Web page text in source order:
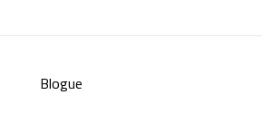
Blogue